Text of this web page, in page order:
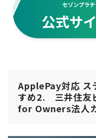
セゾンプラ
公式サ
ApplePay対応 ス
すめ2. 三井住友
for Owners法人